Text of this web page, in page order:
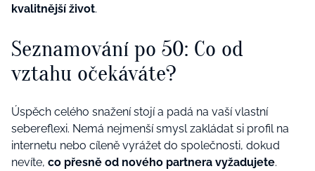
kvalitnější život.
Seznamování po 50: Co od
vztahu očekáváte?
Úspěch celého snažení stojí a padá na vaší vlastní
sebereflexi. Nemá nejmenší smysl zakládat si profil na
internetu nebo cíleně vyrážet do společnosti, dokud
nevíte, co přesně od nového partnera vyžadujete.